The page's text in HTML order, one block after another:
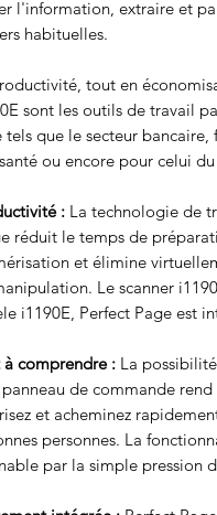
l'information, extraire et
habituelles.
tout en
sont les outils de travail
tels que le secteur bancaire,
ou encore pour celui
: La technologie de
réduit le temps de
et élimine
Le scanner
i1190E, Perfect Page est
comprendre : La
de commande
et acheminez
personnes. La
par la simple pression